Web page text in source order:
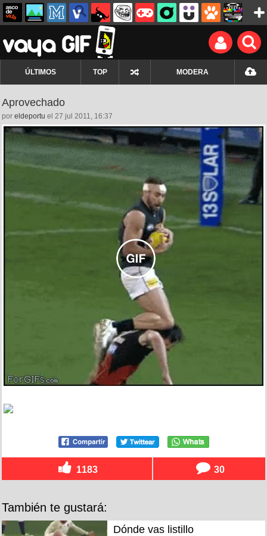
ÚLTIMOS TOP MODERA
Aprovechado
por eldeportu el 27 jul 2011, 16:37
1183 30
También te gustará:
Dónde vas listillo